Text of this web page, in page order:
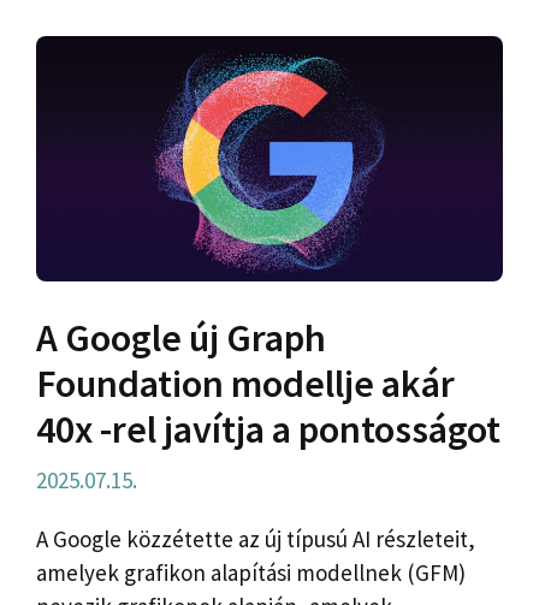
A Google új Graph
Foundation modellje akár
40x -rel javítja a pontosságot
2025.07.15.
A Google közzétette az új típusú AI részleteit,
amelyek grafikon alapítási modellnek (GFM)